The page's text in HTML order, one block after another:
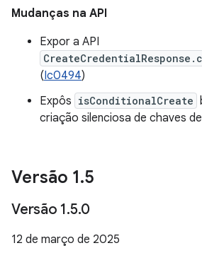
Mudanças na API
Expor a API
(Ic0494)
Expôs isConditionalCreate
criação silenciosa de chaves
Versão 1.5
Versão 1.5.0
12 de março de 2025